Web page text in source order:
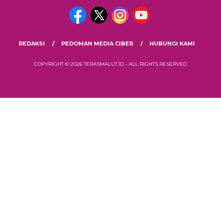
REDAKSI PEDOMAN MEDIA CIBER HUBUNGI KAMI
COPYRIGHT © 2026 TERASMALUT.ID - ALL RIGHTS RESERVED